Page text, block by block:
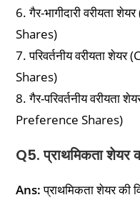
6. गैर-भागीदारी वरीयता
Shares)
7. परिवर्तनीय वरीयता
Shares)
8. गैर-परिवर्तनीय
Preference Shares)
Q5. प्राथमिकता शेयर
Ans:प्राथमिकता शेयर की